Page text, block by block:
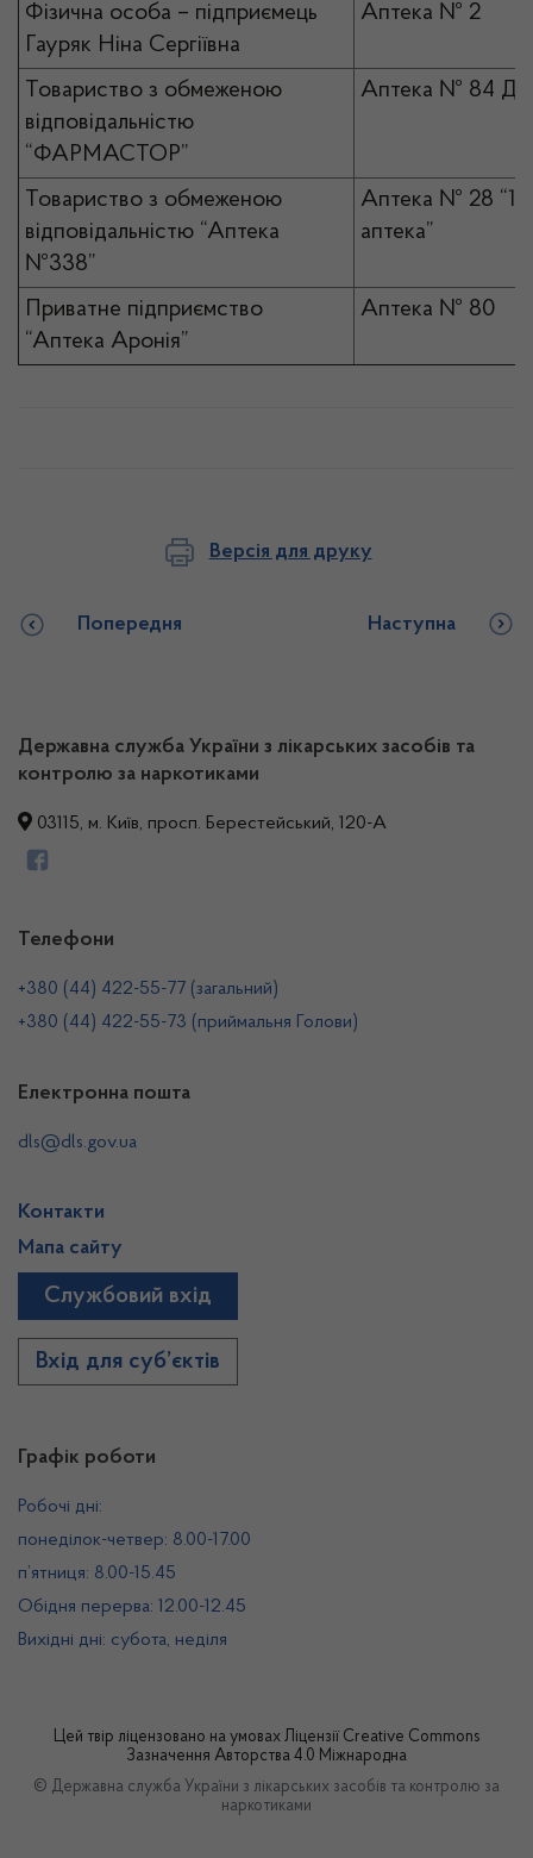
Фізична особа – підприємець
Гауряк Ніна Сергіївна
Аптека № 2
Товариство з обмеженою
відповідальністю
“ФАРМАСТОР”
Аптека № 84
Товариство з обмеженою
відповідальністю “Аптека
№338”
Аптека № 28 “1
аптека”
Приватне підприємство
“Аптека Аронія”
Аптека № 80
Версія для друку
Попередня Наступна
Державна служба України з лікарських засобів та
контролю за наркотиками
03115, м. Київ, просп. Берестейський, 120-А
Графік роботи
Робочі дні:
понеділок-четвер: 8.00-17.00
п’ятниця: 8.00-15.45
Обідня перерва: 12.00-12.45
Вихідні дні: субота, неділя
Телефони
+380 (44) 422-55-77 (загальний)
+380 (44) 422-55-73 (приймальня Голови)
Електронна пошта
dls@dls.gov.ua
Контакти
Мапа сайту
Службовий вхід
Вхід для суб’єктів
Цей твір ліцензовано на умовах Ліцензії Creative Commons
Зазначення Авторства 4.0 Міжнародна
© Державна служба України з лікарських засобів та контролю за
наркотиками